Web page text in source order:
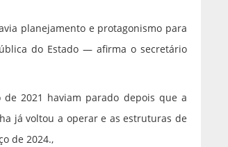
planejamento e protagonismo para
do Estado — afirma o secretário
2021 haviam parado depois que a
já voltou a operar e as estruturas de
de 2024.,